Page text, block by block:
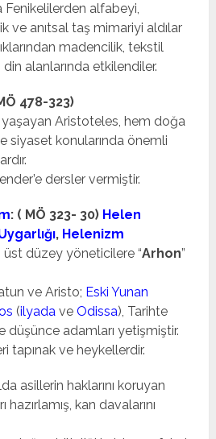
Fenikelilerden alfabeyi,
ve anıtsal taş mimariyi aldılar
madencilik, tekstil
alanlarında etkilendiler.
478-323)
yaşayan Aristoteles, hem doğa
siyaset konularında önemli
dersler vermiştir.
: ( MÖ 323- 30) Helen
, Helenizm
üst düzey yöneticilere “Arhon”
ve Aristo; Eski Yunan
(ilyada veOdissa), Tarihte
düşünce adamları yetişmiştir.
tapınak ve heykellerdir.
asillerin haklarını koruyan
kan davalarını